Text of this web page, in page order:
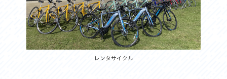
レンタサイクル